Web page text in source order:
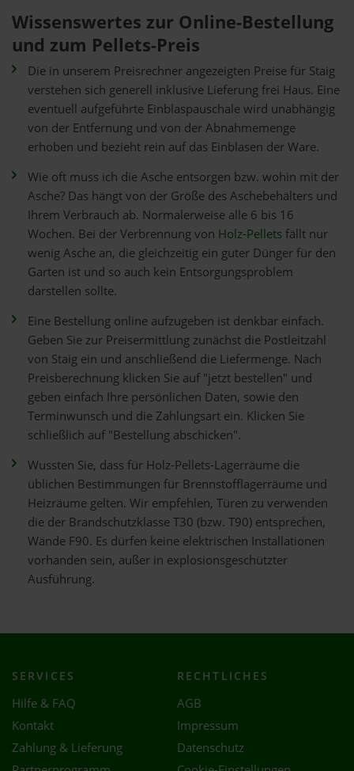
Wissenswertes zur Online-Bestellung
und zum Pellets-Preis
Die in unserem Preisrechner angezeigten Preise für Staig
verstehen sich generell inklusive Lieferung frei Haus. Eine
eventuell aufgeführte Einblaspauschale wird unabhängig
von der Entfernung und von der Abnahmemenge
erhoben und bezieht rein auf das Einblasen der Ware.
Wie oft muss ich die Asche entsorgen bzw. wohin mit der
Asche? Das hängt von der Größe des Aschebehälters und
Ihrem Verbrauch ab. Normalerweise alle 6 bis 16
Wochen. Bei der Verbrennung von Holz-Pelletsfällt nur
wenig Asche an, die gleichzeitig ein guter Dünger für den
Garten ist und so auch kein Entsorgungsproblem
darstellen sollte.
Eine Bestellung online aufzugeben ist denkbar einfach.
Geben Sie zur Preisermittlung zunächst die Postleitzahl
von Staig ein und anschließend die Liefermenge. Nach
Preisberechnung klicken Sie auf "jetzt bestellen" und
geben einfach Ihre persönlichen Daten, sowie den
Terminwunsch und die Zahlungsart ein. Klicken Sie
schließlich auf "Bestellung abschicken".
Wussten Sie, dass für Holz-Pellets-Lagerräume die
üblichen Bestimmungen für Brennstofflagerräume und
Heizräume gelten. Wir empfehlen, Türen zu verwenden
die der Brandschutzklasse T30 (bzw. T90) entsprechen,
Wände F90. Es dürfen keine elektrischen Installationen
vorhanden sein, außer in explosionsgeschützter
Ausführung.
SERVICES
Hilfe & FAQ
Kontakt
Zahlung & Lieferung
RECHTLICHES
AGB
Impressum
Datenschutz